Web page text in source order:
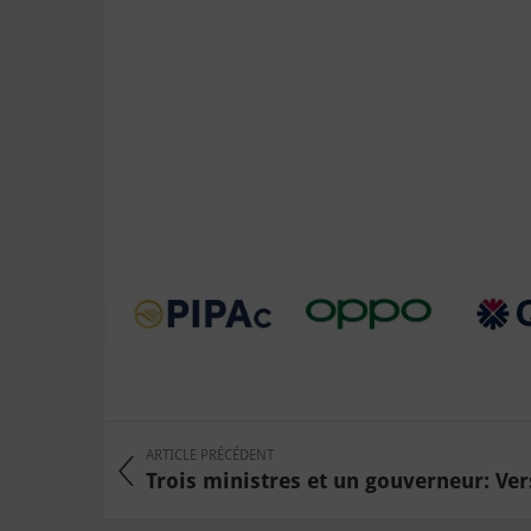
ARTICLE PRÉCÉDENT
Trois ministres et un gouverneur: